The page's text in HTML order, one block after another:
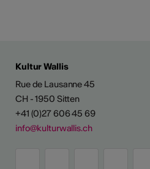
Kultur Wallis
Rue de Lausanne 45
CH - 1950 Sitten
+41 (0)27 606 45 69
info@kulturwallis.ch